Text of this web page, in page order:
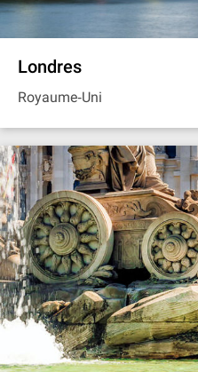
Londres
Royaume‐Uni